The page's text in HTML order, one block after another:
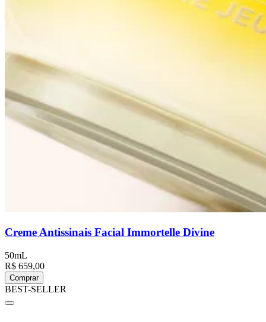
Creme Antissinais Facial Immortelle Divine
50mL
R$ 659,00
Comprar
BEST-SELLER